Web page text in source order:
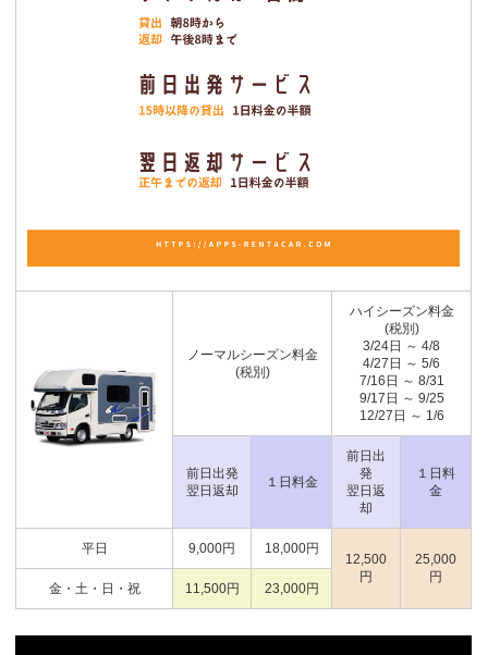
ノーマルシーズン料金
(税別)
ハイシーズン料金
(税別)
3/24日 ～ 4/8
4/27日 ～ 5/6
7/16日 ～ 8/31
9/17日 ～ 9/25
12/27日 ～ 1/6
前日出発
翌日返却
１日料金
前日出
発
翌日返
却
１日料
金
平日 9,000円 18,000円
12,500
円
25,000
円
金・土・日・祝 11,500円 23,000円